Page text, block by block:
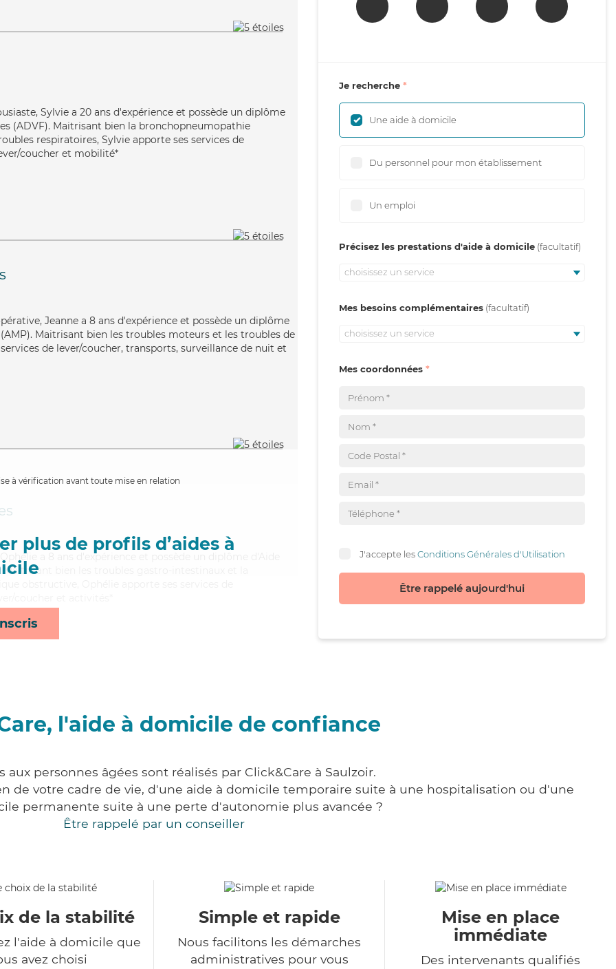
Sylvie a 20 ans d'expérience et possède un diplôme
(ADVF). Maitrisant bien la bronchopneumopathie
respiratoires, Sylvie apporte ses services de
coucher et mobilité*
Jeanne a 8 ans d'expérience et possède un diplôme
Maitrisant bien les troubles moteurs et les troubles de
de lever/coucher, transports, surveillance de nuit et
à vérification avant toute mise en relation
plus de profils d’aides à
a 8 ans d'expérience et possède un diplôme d'Aide
Maitrisant bien les troubles gastro-intestinaux et la
Je recherche
Une aide à domicile
Du personnel pour mon établissement
Un emploi
Précisez les prestations d'aide à domicile
choisissez un service
Mes besoins complémentaires
choisissez un service
Mes coordonnées
J'accepte lesConditions Générales d'Utilisation
Être rappelé aujourd'hui
l'aide à domicile de confiance
aux personnes âgées sont réalisés par Click&Care à Saulzoir.
de votre cadre de vie, d'une aide à domicile temporaire suite à une hospitalisation ou d'une
permanente suite à une perte d'autonomie plus avancée ?
Être rappelé par un conseiller
de la stabilité
l'aide à domicile que
avez choisi
Simple et rapide
Nous facilitons les démarches
administratives pour vous
Mise en place
immédiate
Des intervenants qualifiés